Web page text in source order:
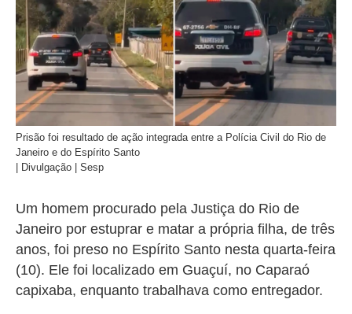
Prisão foi resultado de ação integrada entre a Polícia Civil do Rio de
Janeiro e do Espírito Santo
| Divulgação | Sesp
Um homem procurado pela Justiça do Rio de
Janeiro por estuprar e matar a própria filha, de três
anos, foi preso no Espírito Santo nesta quarta-feira
(10). Ele foi localizado em Guaçuí, no Caparaó
capixaba, enquanto trabalhava como entregador.